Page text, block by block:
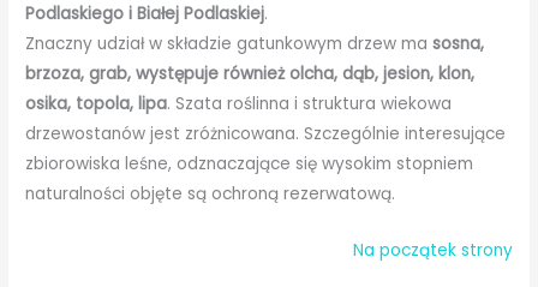
Podlaskiego i Białej Podlaskiej.
Znaczny udział w składzie gatunkowym drzew masosna,
brzoza, grab, występuje również olcha, dąb, jesion, klon,
osika, topola, lipa. Szata roślinna i struktura wiekowa
drzewostanów jest zróżnicowana. Szczególnie interesujące
zbiorowiska leśne, odznaczające się wysokim stopniem
naturalności objęte są ochroną rezerwatową.
Na początek strony